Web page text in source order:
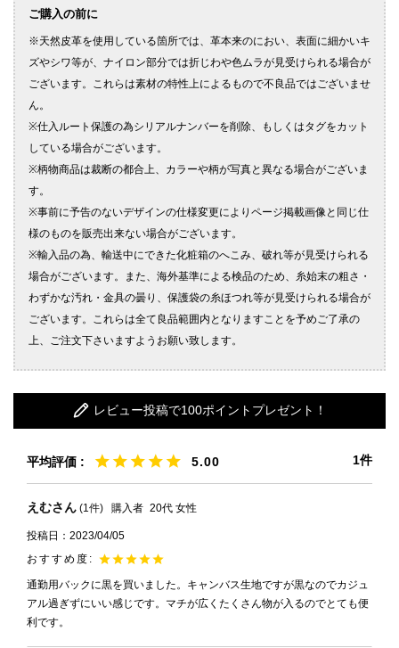
レビュー投稿で100ポイントプレゼント！
5.00 1
えむ 1 購入者 20代 女性
投稿日 2023/04/05
通勤用バックに黒を買いました。キャンバス生地ですが黒なのでカジュ
アル過ぎずにいい感じです。マチが広くたくさん物が入るのでとても便
利です。